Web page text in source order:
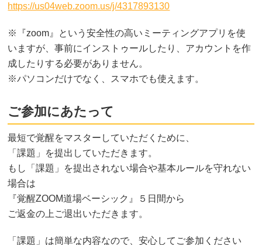
https://us04web.zoom.us/j/4317893130
※『zoom』という安全性の高いミーティングアプリを使
いますが、事前にインストゥールしたり、アカウントを作
成したりする必要がありません。
※パソコンだけでなく、スマホでも使えます。
ご参加にあたって
最短で覚醒をマスターしていただくために、
「課題」を提出していただきます。
もし「課題」を提出されない場合や基本ルールを守れない
場合は
『覚醒ZOOM道場ベーシック』５日間から
ご返金の上ご退出いただきます。
「課題」は簡単な内容なので、安心してご参加ください